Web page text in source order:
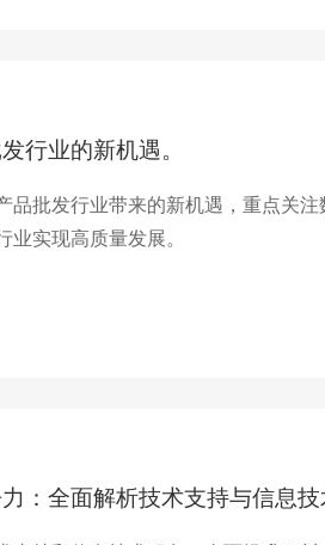
行业的新机遇。
品批发行业带来的新机遇，重点关
实现高质量发展。
：全面解析技术支持与信息